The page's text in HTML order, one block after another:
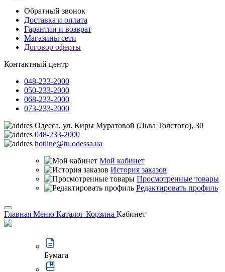
Обратный звонок
Доставка и оплата
Гарантии и возврат
Магазины сети
Договор оферты
Контактный центр
048-233-2000
050-233-2000
068-233-2000
073-233-2000
Одесса, ул. Киры Муратовой (Льва Толстого), 30
048-233-2000
hotline@tu.odessa.ua
Мой кабинет
История заказов
Просмотренные товары
Редактировать профиль
Главная Меню Каталог Корзина Кабинет
Бумага